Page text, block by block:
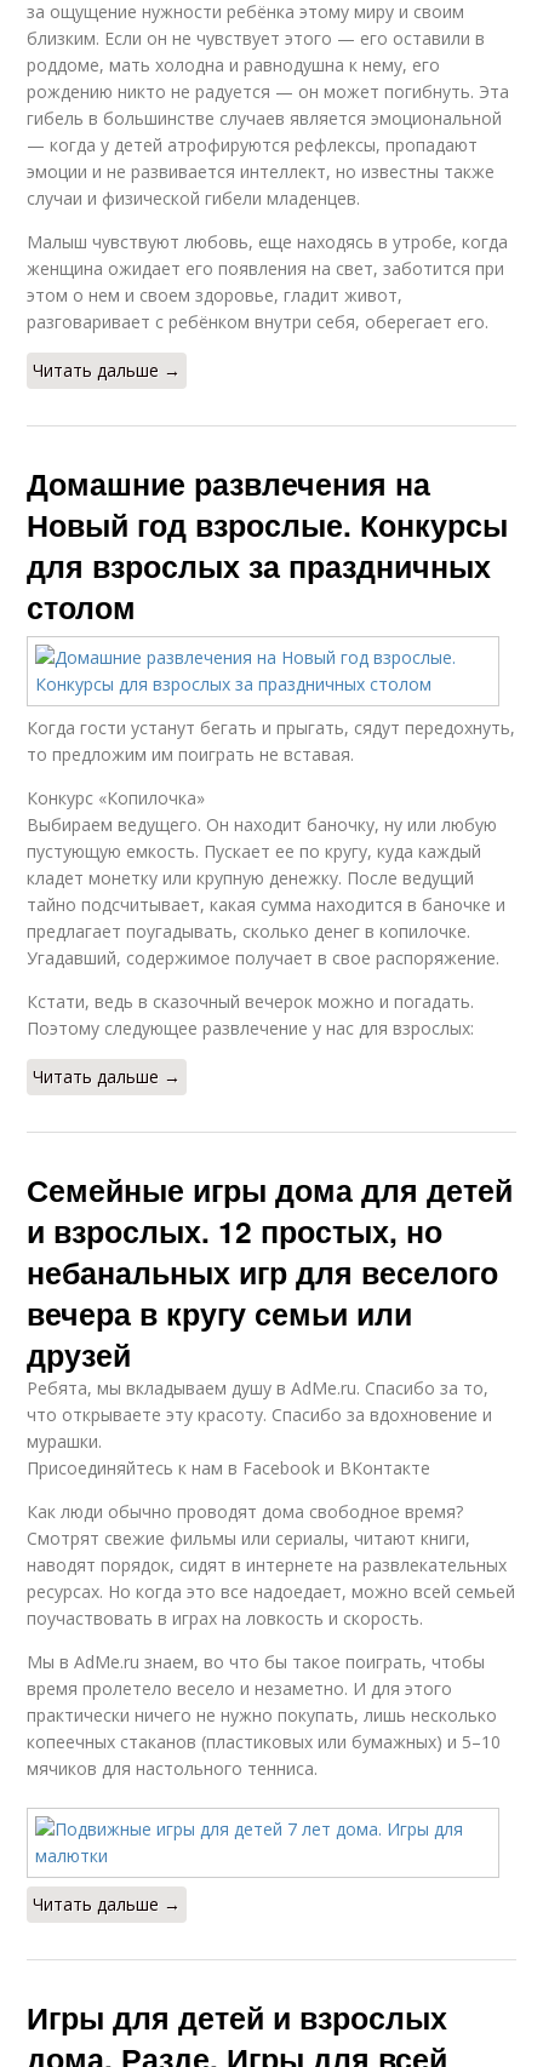
за ощущение нужности ребёнка этому миру и своим
близким. Если он не чувствует этого — его оставили в
роддоме, мать холодна и равнодушна к нему, его
рождению никто не радуется — он может погибнуть. Эта
гибель в большинстве случаев является эмоциональной
— когда у детей атрофируются рефлексы, пропадают
эмоции и не развивается интеллект, но известны также
случаи и физической гибели младенцев.
Малыш чувствуют любовь, еще находясь в утробе, когда
женщина ожидает его появления на свет, заботится при
этом о нем и своем здоровье, гладит живот,
разговаривает с ребёнком внутри себя, оберегает его.
Читать дальше →
Домашние развлечения на
Новый год взрослые. Конкурсы
для взрослых за праздничных
столом
Когда гости устанут бегать и прыгать, сядут передохнуть,
то предложим им поиграть не вставая.
Конкурс «Копилочка»
Выбираем ведущего. Он находит баночку, ну или любую
пустующую емкость. Пускает ее по кругу, куда каждый
кладет монетку или крупную денежку. После ведущий
тайно подсчитывает, какая сумма находится в баночке и
предлагает поугадывать, сколько денег в копилочке.
Угадавший, содержимое получает в свое распоряжение.
Кстати, ведь в сказочный вечерок можно и погадать.
Поэтому следующее развлечение у нас для взрослых:
Читать дальше →
Семейные игры дома для детей
и взрослых. 12 простых, но
небанальных игр для веселого
вечера в кругу семьи или
друзей
Ребята, мы вкладываем душу в AdMe.ru. Cпасибо за то,
что открываете эту красоту. Спасибо за вдохновение и
мурашки.
Присоединяйтесь к нам в Facebook и ВКонтакте
Как люди обычно проводят дома свободное время?
Смотрят свежие фильмы или сериалы, читают книги,
наводят порядок, сидят в интернете на развлекательных
ресурсах. Но когда это все надоедает, можно всей семьей
поучаствовать в играх на ловкость и скорость.
Мы в AdMe.ru знаем, во что бы такое поиграть, чтобы
время пролетело весело и незаметно. И для этого
практически ничего не нужно покупать, лишь несколько
копеечных стаканов (пластиковых или бумажных) и 5–10
мячиков для настольного тенниса.
Читать дальше →
Игры для детей и взрослых